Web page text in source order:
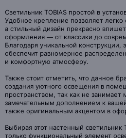
Светильник TOBIAS простой в
Удобное крепление позволяет легко
а стильный дизайн прекрасно
оформления — от классики до
Благодаря уникальной конструкции,
обеспечит равномерное
и комфортную атмосферу.
Также стоит отметить, что данное
создания уютного освещения в
пространством, так как не
замечательным дополнением к
также оригинальным акцентом в
Выбирая этот настенный светильник
только функциональный элемент